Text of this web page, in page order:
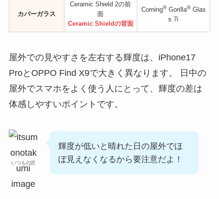
カバーガラス
Ceramic Shield 2の前
面
Ceramic Shieldの背面
Corning®Gorilla®Glas
s 7i
屋外での見やすさを左右する輝度は、iPhone17
ProとOPPO Find X9で大きく異なります。 日中の
屋外でスマホをよく使う人にとって、輝度の差は
体感しやすいポイントです。
いつもの匠
輝度が低いと晴れた日の屋外でほ
ぼ見えなくなるから要注意だよ！